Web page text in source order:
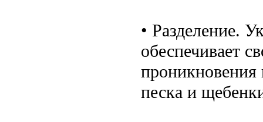
• Разделение.
обеспечивает
проникновения
песка и